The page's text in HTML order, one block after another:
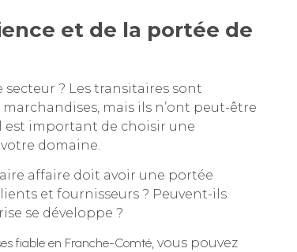
et de la portée de
secteur ? Les transitaires sont
mais ils n’ont peut-être
est important de choisir une
domaine.
affaire doit avoir une portée
et fournisseurs ? Peuvent-ils
se développe ?
fiable en Franche-Comté, vous pouvez